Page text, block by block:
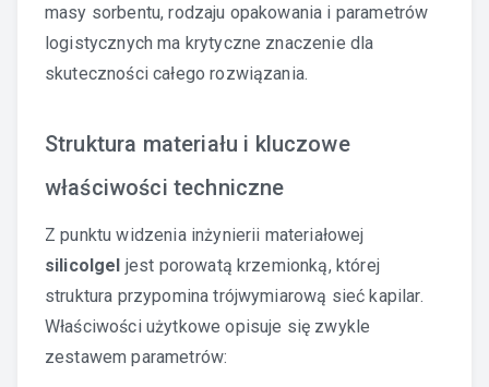
masy sorbentu, rodzaju opakowania i parametrów
logistycznych ma krytyczne znaczenie dla
skuteczności całego rozwiązania.
Struktura materiału i kluczowe
właściwości techniczne
Z punktu widzenia inżynierii materiałowej
silicolgel jest porowatą krzemionką, której
struktura przypomina trójwymiarową sieć kapilar.
Właściwości użytkowe opisuje się zwykle
zestawem parametrów: